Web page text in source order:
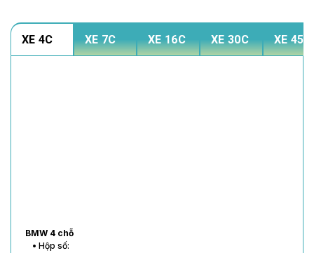
XE 4C XE 7C XE 16C XE 30C XE 45C
BMW 4 chỗ
• Hộp số: